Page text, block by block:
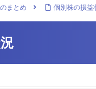
まとめ 個別株の損益